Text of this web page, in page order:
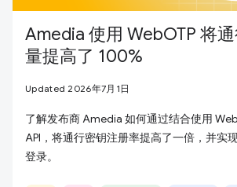
Amedia 使用 WebOTP 将
量提高了 100%
Updated 2026年7月1日
了解发布商 Amedia 如何通过结合使用
API，将通行密钥注册率提高了一倍，并实
登录。